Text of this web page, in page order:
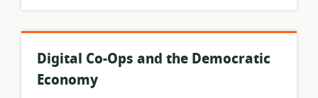
Digital Co-Ops and the Democratic
Economy